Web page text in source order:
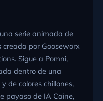
serie animada de
por Gooseworx
Sigue a Pomni,
dentro de una
de colores chillones,
payaso de IA Caine,